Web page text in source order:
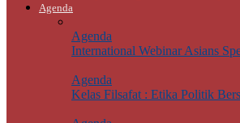
Agenda
Agenda
International Webinar Asians
Agenda
Kelas Filsafat : Etika Politik